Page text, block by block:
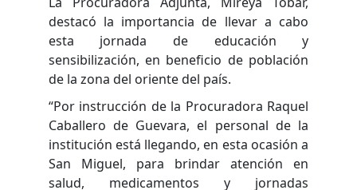
destacó la importancia de llevar a cabo
esta jornada de educación y
sensibilización, en beneficio de población
de la zona del oriente del país.
“Por instrucción de la Procuradora Raquel
Caballero de Guevara, el personal de la
institución está llegando, en esta ocasión a
San Miguel, para brindar atención en
salud, medicamentos y jornadas